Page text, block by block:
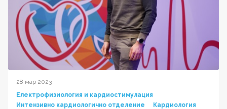
28 мар 2023
Електрофизиология и кардиостимулация
Интензивно кардиологично отделение
Кардиология